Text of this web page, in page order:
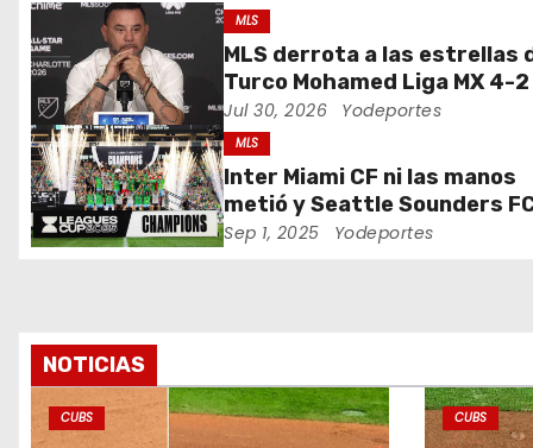
ó
n
d
e
e
r
a
MLS
MLS derrota a las estrellas
Turco Mohamed Liga MX 4-2
Jul 30, 2026 Yodeportes
MLS
Inter Miami CF ni las manos
metió y Seattle Sounders
campeón Leagues Cup 2025
Sep 1, 2025 Yodeportes
NOTICIAS
CUBS CUBS